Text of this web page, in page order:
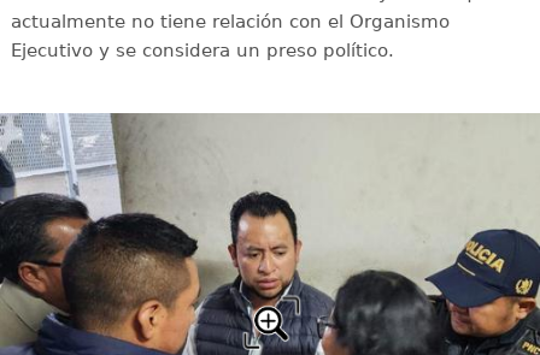
actualmente no tiene relación con el Organismo
Ejecutivo y se considera un preso político.